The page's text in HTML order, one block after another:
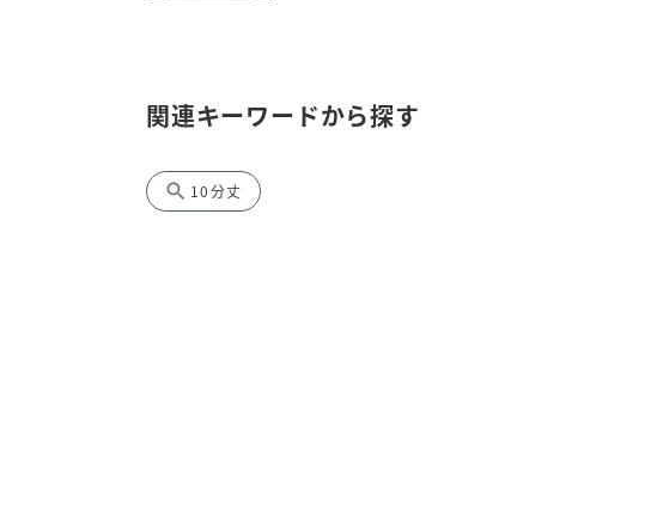
関連キーワードから探す
search 10分丈